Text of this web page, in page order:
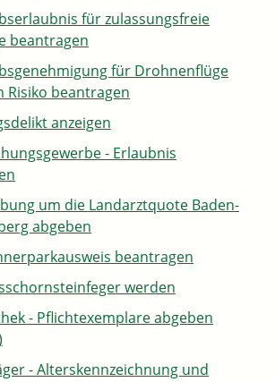
für zulassungsfreie
beantragen
für Drohnenflüge
Risiko beantragen
anzeigen
- Erlaubnis
um die Landarztquote Baden-
abgeben
beantragen
werden
- Pflichtexemplare abgeben
- Alterskennzeichnung und